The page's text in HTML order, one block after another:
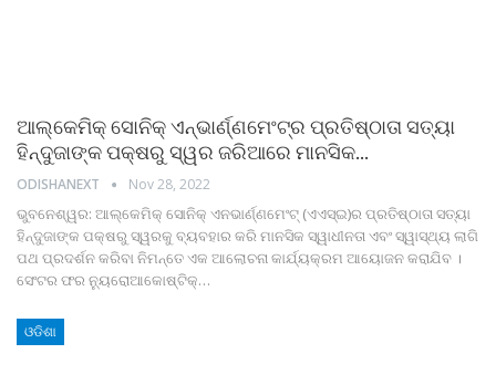
ଆଲ୍‌କେମିକ୍ ସୋନିକ୍ ଏନ୍‌ଭାର୍ଣ୍ଣମେଂଟ୍‌ର ପ୍ରତିଷ୍ଠାତା ସତ୍ୟା
ହିନ୍ଦୁଜାଙ୍କ ପକ୍ଷରୁ ସ୍ୱର ଜରିଆରେ ମାନସିକ…
ODISHANEXT Nov 28, 2022
ଭୁବନେଶ୍ୱର: ଆଲ୍‌କେମିକ୍ ସୋନିକ୍ ଏନଭାର୍ଣ୍ଣମେଂଟ୍ (ଏଏସ୍‌ଇ)ର ପ୍ରତିଷ୍ଠାତା ସତ୍ୟା
ହିନ୍ଦୁଜାଙ୍କ ପକ୍ଷରୁ ସ୍ୱରକୁ ବ୍ୟବହାର କରି ମାନସିକ ସ୍ୱାଧୀନତା ଏବଂ ସ୍ୱାସ୍ଥ୍ୟ ଲାଗି
ପଥ ପ୍ରଦର୍ଶନ କରିବା ନିମନ୍ତେ ଏକ ଆଲୋଚନା କାର୍ଯ୍ୟକ୍ରମ ଆୟୋଜନ କରାଯିବ ।
ସେଂଟର ଫର ନ୍ୟୁରୋଆକୋଷ୍ଟିକ୍…
ଓଡିଶା